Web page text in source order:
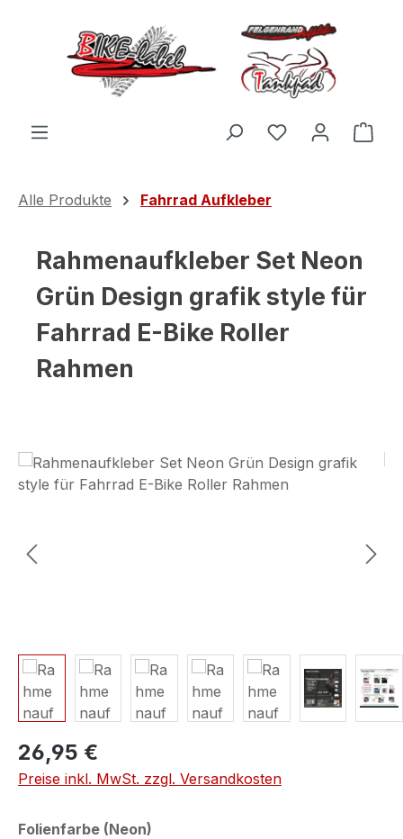
Zum Hauptinhalt springen
Du hast 0
Alle Produkte Fahrrad Aufkleber
Rahmenaufkleber Set Neon
Grün Design grafik style für
Fahrrad E-Bike Roller
Rahmen
Bildergalerie überspringen
26,95 €
Preise inkl. MwSt. zzgl. Versandkosten
Folienfarbe (Neon)